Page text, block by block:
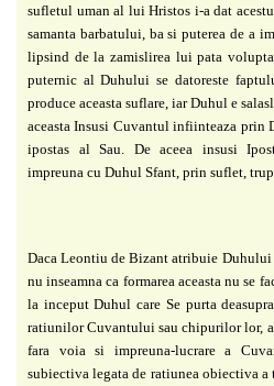
sufletul uman al lui Hristos i-a dat
samanta barbatului, ba si puterea de a
lipsind de la zamislirea luipata
puternic al Duhului se datoreste
produce aceasta suflare, iar Duhul e
aceasta Insusi Cuvantul infiinteaza prin
ipostas al Sau. De aceea insusi
impreuna cu Duhul Sfant, prin suflet,
Daca Leontiu de Bizant atribuie Duhului
nu inseamnaca formarea aceasta nu se
la inceput Duhul care Se purta
ratiunilor Cuvantului sau chipurilor lor,
fara voia si impreuna-lucrare a
subiectiva legata de ratiunea obiectiva